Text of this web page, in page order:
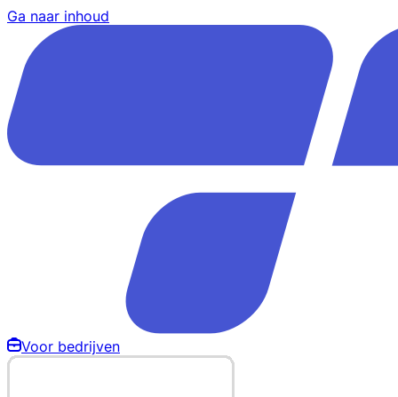
Ga naar inhoud
Voor bedrijven